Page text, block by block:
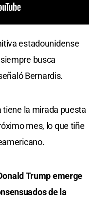
estadounidense
busca
Bernardis.
tiene la mirada puesta
mes, lo que tiñe
Trump emerge
de la